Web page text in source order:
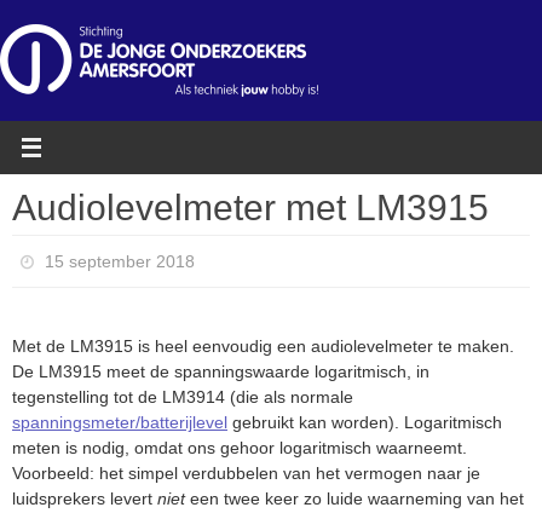
naar
de
inhoud
Audiolevelmeter met LM3915
15 september 2018
Met de LM3915 is heel eenvoudig een audiolevelmeter te maken.
De LM3915 meet de spanningswaarde logaritmisch, in
tegenstelling tot de LM3914 (die als normale
spanningsmeter/batterijlevel gebruikt kan worden). Logaritmisch
meten is nodig, omdat ons gehoor logaritmisch waarneemt.
Voorbeeld: het simpel verdubbelen van het vermogen naar je
luidsprekers levert nieteen twee keer zo luide waarneming van het